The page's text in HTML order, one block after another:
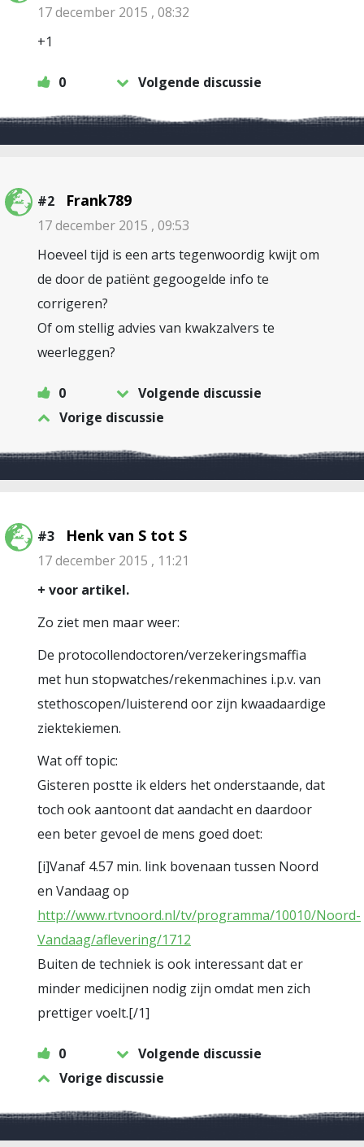
17 december 2015 , 08:32
+1
0 Volgende discussie
#2 Frank789
17 december 2015 , 09:53
Hoeveel tijd is een arts tegenwoordig kwijt om
de door de patiënt gegoogelde info te
corrigeren?
Of om stellig advies van kwakzalvers te
weerleggen?
0
Volgende discussie
Vorige discussie
#3 Henk van S tot S
17 december 2015 , 11:21
+ voor artikel.
Zo ziet men maar weer:
De protocollendoctoren/verzekeringsmaffia
met hun stopwatches/rekenmachines i.p.v. van
stethoscopen/luisterend oor zijn kwaadaardige
ziektekiemen.
Wat off topic:
Gisteren postte ik elders het onderstaande, dat
toch ook aantoont dat aandacht en daardoor
een beter gevoel de mens goed doet:
[i]Vanaf 4.57 min. link bovenaan tussen Noord
en Vandaag op
http://www.rtvnoord.nl/tv/programma/10010/Noord-
Vandaag/aflevering/1712
Buiten de techniek is ook interessant dat er
minder medicijnen nodig zijn omdat men zich
prettiger voelt.[/1]
0
Volgende discussie
Vorige discussie